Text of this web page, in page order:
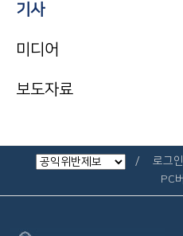
기사
미디어
보도자료
로그인
PC